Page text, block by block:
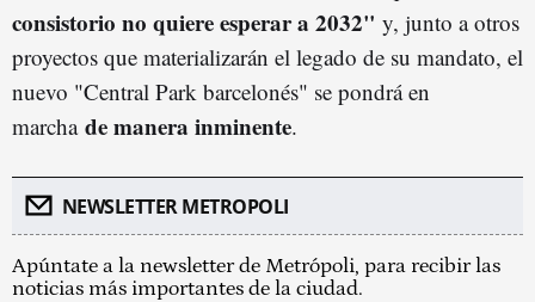
consistorio no quiere esperar a 2032" y, junto a otros
proyectos que materializarán el legado de su mandato, el
nuevo "Central Park barcelonés" se pondrá en
marchade manera inminente.
NEWSLETTER METROPOLI
Apúntate a la newsletter de Metrópoli, para recibir las
noticias más importantes de la ciudad.